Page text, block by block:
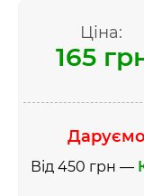
Ціна:
165
Даруємо
Від 450 грн —